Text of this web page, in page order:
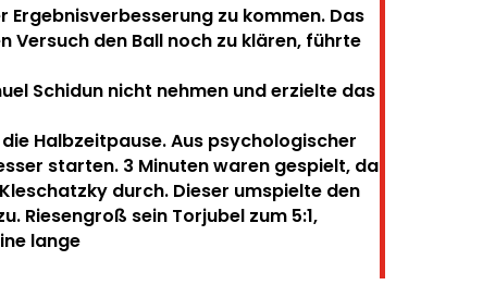
Ergebnisverbesserung zu kommen. Das
Versuch den Ball noch zu klären, führte
Schidun nicht nehmen und erzielte das
Halbzeitpause.Aus psychologischer
starten. 3 Minuten waren gespielt, da
durch. Dieser umspielte den
Riesengroß sein Torjubel zum 5:1,
lange